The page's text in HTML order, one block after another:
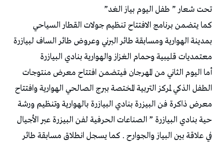
تحت شعار ” طفل اليوم بياز الغد”
كما يتضمن برنامج الافتتاح تنظيم جولات القطار السياحي
بمدينة الهوارية ومسابقة طائر البرني وعروض طائر الساف لبيازرة
معتمديات قليبية وحمام الغزاز والهوارية بنادي البيازرة
أما اليوم الثاني من المهرجان فيتضمن افتتاح معرض منتوجات
الطفل الذكي لمركز التربية المختصة ببرج الصالحي الهوارية وافتتاح
معرض ذاكرة فن البيزرة بنادي البيازرة بالهوارية وتنظيم ورشة
حية بنادي البيازرة ” الصناعات الحرفية لفن البيزرة عبر الأجيال
في علاقة بين البياز والجوارح . كما يسجل انطلاق مسابقة طائر